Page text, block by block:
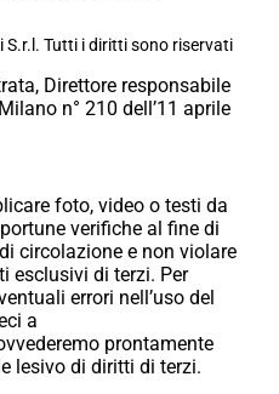
Tutti i diritti sono riservati
Direttore responsabile
n° 210 dell’11 aprile
foto, video o testi da
verifiche al fine di
circolazione e non violare
esclusivi di terzi. Per
errori nell’uso del
a
prontamente
lesivo di diritti di terzi.